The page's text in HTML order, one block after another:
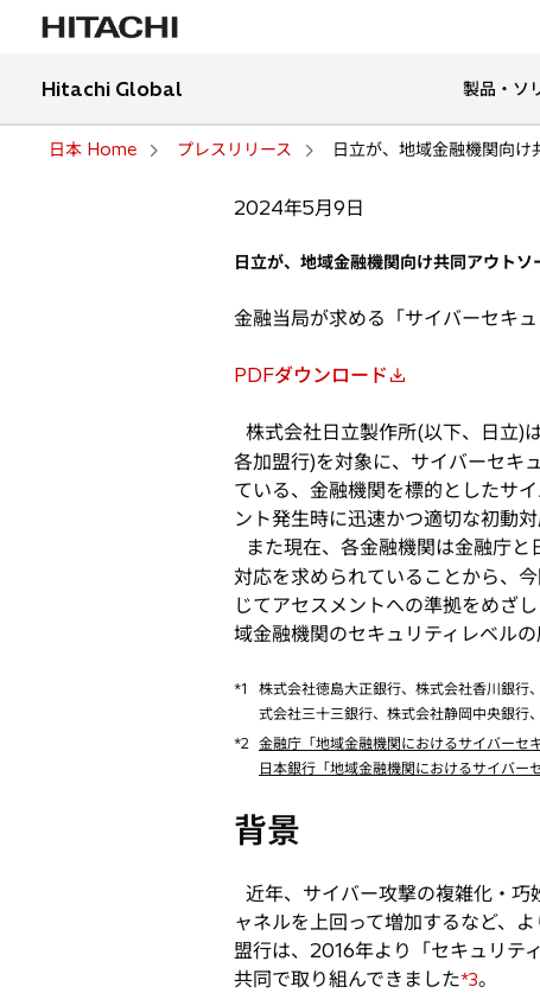
Hitachi Global 製品・ソ
日本 Home プレスリリース 日立が、地域金融機関向
2024年5月9日
日立が、地域金融機関向け共同アウト
金融当局が求める「サイバーセキ
PDFダウンロード
新
い
タ
ブ
で
開
く
株式会社日立製作所(以下、日立)
各加盟行)を対象に、サイバーセキ
ている、金融機関を標的としたサ
ント発生時に迅速かつ適切な初動
また現在、各金融機関は金融庁と
対応を求められていることから、
じてアセスメントへの準拠をめざ
域金融機関のセキュリティレベルの
*1
株式会社徳島大正銀行、株式会社香川銀行
式会社三十三銀行、株式会社静岡中央銀行
*2 金融庁「地域金融機関におけるサイバー
日本銀行「地域金融機関におけるサイバ
背景
近年、サイバー攻撃の複雑化・
ャネルを上回って増加するなど、
盟行は、2016年より「セキュリテ
共同で取り組んできました*3。